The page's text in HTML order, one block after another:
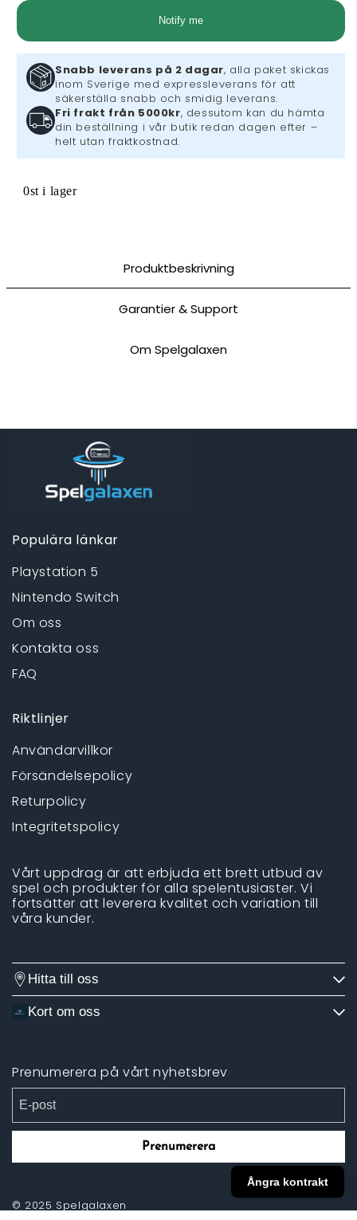
Hawaii
(PS5)
Hawaii
(PS5)
Notify me
Snabb leverans på 2 dagar, alla paket skickas
inom Sverige med expressleverans för att
säkerställa snabb och smidig leverans.
Fri frakt från 5000kr, dessutom kan du hämta
din beställning i vår butik redan dagen efter –
helt utan fraktkostnad.
0st i lager
Produktbeskrivning
Garantier & Support
Om Spelgalaxen
Populära länkar
Playstation 5
Nintendo Switch
Om oss
Kontakta oss
FAQ
Riktlinjer
Användarvillkor
Försändelsepolicy
Returpolicy
Integritetspolicy
Vårt uppdrag är att erbjuda ett brett utbud av
spel och produkter för alla spelentusiaster. Vi
fortsätter att leverera kvalitet och variation till
våra kunder.
Hitta till oss
Kort om oss
Prenumerera på vårt nyhetsbrev
Prenumerera
© 2025 Spelgalaxen
Ångra kontrakt